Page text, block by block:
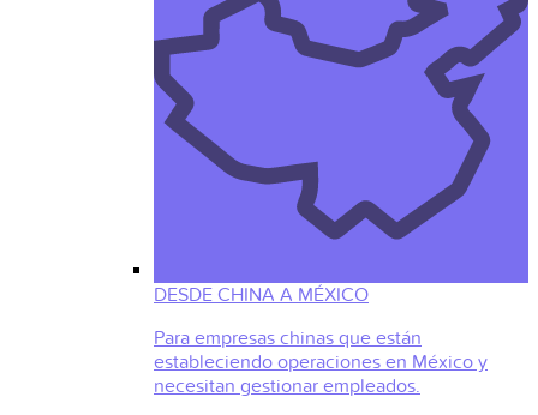
DESDE CHINA A MÉXICO
Para empresas chinas que están
estableciendo operaciones en México y
necesitan gestionar empleados.